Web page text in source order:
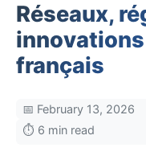
Réseaux,
français
📅 February 13, 2026
⏱️ 6 min read